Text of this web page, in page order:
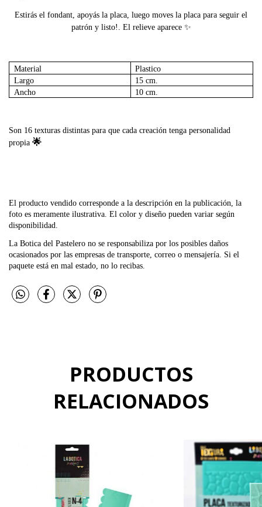
Estirás el fondant, apoyás la placa, luego moves la placa para seguir el
patrón y listo!. El relieve aparece ✨
Material
Plastico
Largo
15 cm.
Ancho
10 cm.
Son 16 texturas distintas para que cada creación tenga personalidad
propia 🌟
El producto vendido corresponde a la descripción en la publicación, la
foto es meramente ilustrativa. El color y diseño pueden variar según
disponibilidad.
La Botica del Pastelero no se responsabiliza por los posibles daños
ocasionados por las empresas de transporte, correo o mensajería. Si el
paquete está en mal estado, no lo recibas.
PRODUCTOS
RELACIONADOS